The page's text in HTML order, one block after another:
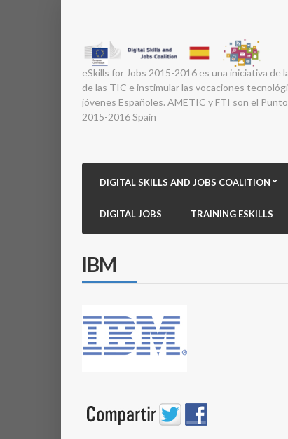
eSkills for Jobs 2015-2016 es una iniciativa de
de las TIC e instimular las vocaciones
jóvenes Españoles. AMETIC y FTI son el
2015-2016 Spain
DIGITAL SKILLS AND JOBS COALITION
DIGITAL JOBS TRAINING ESKILLS
IBM